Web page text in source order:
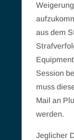
aus dem
Session
muss
Mail an
werden.
Jeglicher